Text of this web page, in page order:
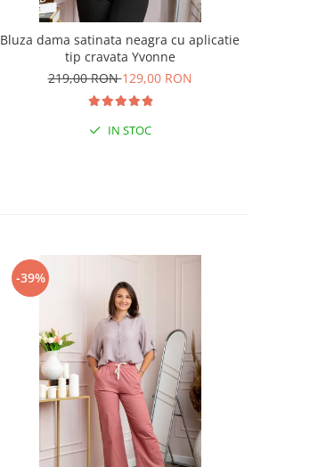
Bluza dama satinata neagra cu aplicatie
tip cravata Yvonne
219,00 RON129,00 RON
IN STOC
-39%